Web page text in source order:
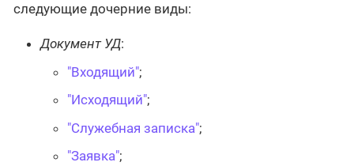
следующие дочерние виды:
Документ УД:
"Входящий";
"Исходящий";
"Служебная записка";
"Заявка";